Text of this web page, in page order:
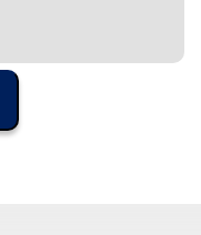
do# y el re /re#
de digitación